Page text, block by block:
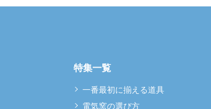
特集一覧
一番最初に揃える道具
電気窯の選び方